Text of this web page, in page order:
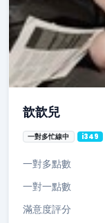
歆歆兒
一對多忙線中 i349
一對多點數
一對一點數
滿意度評分